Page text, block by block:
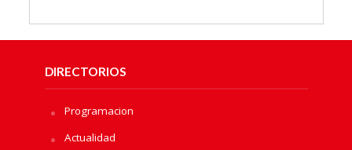
DIRECTORIOS
Programacion
Actualidad